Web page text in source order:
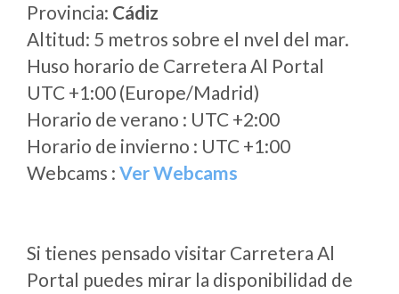
Provincia: Cádiz
Altitud: 5 metros sobre el nvel del mar.
Huso horario de Carretera Al Portal
UTC +1:00 (Europe/Madrid)
Horario de verano : UTC +2:00
Horario de invierno : UTC +1:00
Webcams : Ver Webcams
Si tienes pensado visitar Carretera Al
Portal puedes mirar la disponibilidad de